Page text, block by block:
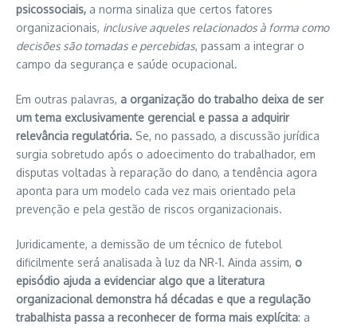
psicossociais, a norma sinaliza que certos fatores
organizacionais, inclusive aqueles relacionados à forma como
decisões são tomadas e percebidas, passam a integrar o
campo da segurança e saúde ocupacional.
Em outras palavras, a organização do trabalho deixa de ser
um tema exclusivamente gerencial e passa a adquirir
relevância regulatória. Se, no passado, a discussão jurídica
surgia sobretudo após o adoecimento do trabalhador, em
disputas voltadas à reparação do dano, a tendência agora
aponta para um modelo cada vez mais orientado pela
prevenção e pela gestão de riscos organizacionais.
Juridicamente, a demissão de um técnico de futebol
dificilmente será analisada à luz da NR-1. Ainda assim, o
episódio ajuda a evidenciar algo que a literatura
organizacional demonstra há décadas e que a regulação
trabalhista passa a reconhecer de forma mais explícita: a